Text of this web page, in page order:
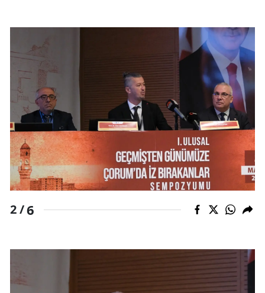
Siirt
Sivas
Tekirdağ
Tokat
Trabzon
Tunceli
Şanlıurfa
Yozgat
2 /6